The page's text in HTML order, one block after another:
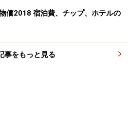
価2018 宿泊費、チップ、ホテルの
事をもっと見る